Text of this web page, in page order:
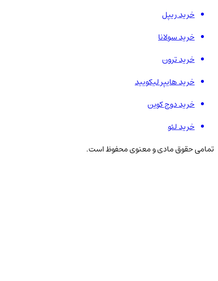
خرید ریپل
خرید سولانا
خرید ترون
خرید هایپر لیکویید
خرید دوج کوین
خرید لئو
تمامی حقوق مادی و معنوی محفوظ است.